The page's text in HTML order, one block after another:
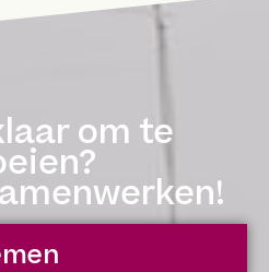
om te